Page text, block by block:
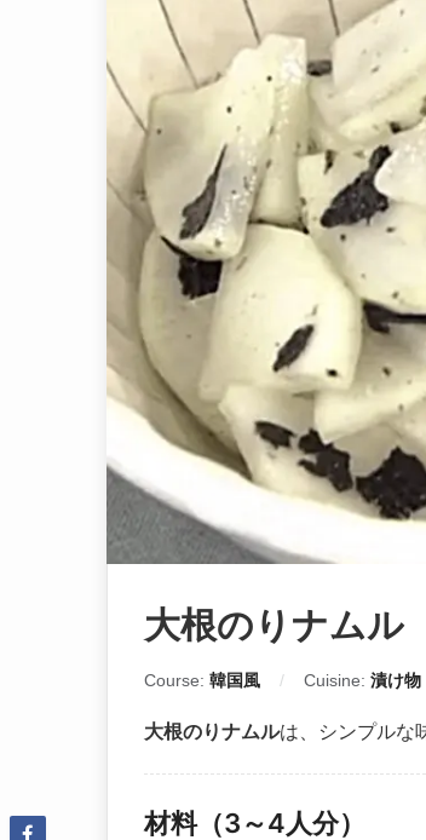
大根のりナムル
Course: 韓国風 Cuisine: 漬け物
大根のりナムルは、シンプルな
材料（3～4人分）